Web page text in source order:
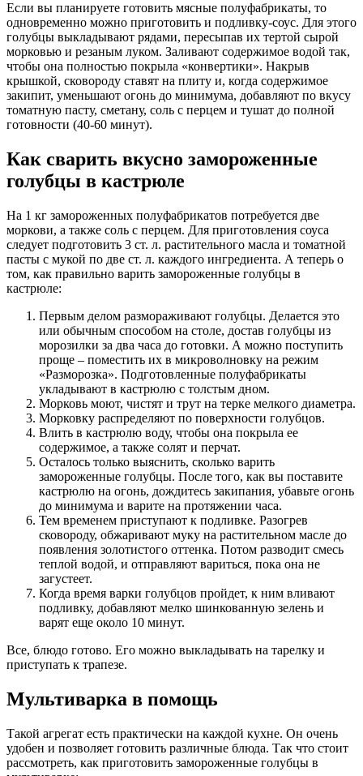
Если вы планируете готовить мясные полуфабрикаты, то
одновременно можно приготовить и подливку-соус. Для этого
голубцы выкладывают рядами, пересыпав их тертой сырой
морковью и резаным луком. Заливают содержимое водой так,
чтобы она полностью покрыла «конвертики». Накрыв
крышкой, сковороду ставят на плиту и, когда содержимое
закипит, уменьшают огонь до минимума, добавляют по вкусу
томатную пасту, сметану, соль с перцем и тушат до полной
готовности (40-60 минут).
Как сварить вкусно замороженные
голубцы в кастрюле
На 1 кг замороженных полуфабрикатов потребуется две
моркови, а также соль с перцем. Для приготовления соуса
следует подготовить 3 ст. л. растительного масла и томатной
пасты с мукой по две ст. л. каждого ингредиента. А теперь о
том, как правильно варить замороженные голубцы в
кастрюле:
Первым делом размораживают голубцы. Делается это
или обычным способом на столе, достав голубцы из
морозилки за два часа до готовки. А можно поступить
проще – поместить их в микроволновку на режим
«Разморозка». Подготовленные полуфабрикаты
укладывают в кастрюлю с толстым дном.
Морковь моют, чистят и трут на терке мелкого диаметра.
Морковку распределяют по поверхности голубцов.
Влить в кастрюлю воду, чтобы она покрыла ее
содержимое, а также солят и перчат.
Осталось только выяснить, сколько варить
замороженные голубцы. После того, как вы поставите
кастрюлю на огонь, дождитесь закипания, убавьте огонь
до минимума и варите на протяжении часа.
Тем временем приступают к подливке. Разогрев
сковороду, обжаривают муку на растительном масле до
появления золотистого оттенка. Потом разводит смесь
теплой водой, и отправляют вариться, пока она не
загустеет.
Когда время варки голубцов пройдет, к ним вливают
подливку, добавляют мелко шинкованную зелень и
варят еще около 10 минут.
Все, блюдо готово. Его можно выкладывать на тарелку и
приступать к трапезе.
Мультиварка в помощь
Такой агрегат есть практически на каждой кухне. Он очень
удобен и позволяет готовить различные блюда. Так что стоит
рассмотреть, как приготовить замороженные голубцы в